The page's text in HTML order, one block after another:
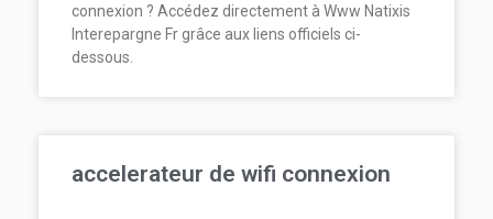
connexion ? Accédez directement à Www Natixis
Interepargne Fr grâce aux liens officiels ci-
dessous.
accelerateur de wifi connexion